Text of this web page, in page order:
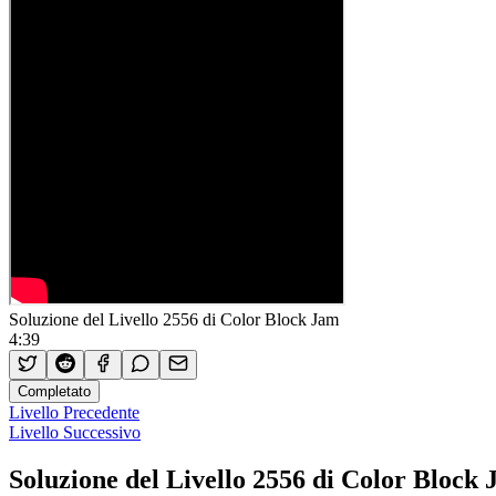
Soluzione del Livello 2556 di Color Block Jam
4:39
Completato
Livello Precedente
Livello Successivo
Soluzione del Livello 2556 di Color Block